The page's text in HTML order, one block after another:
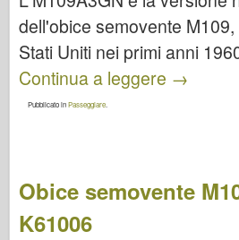
dell'obice semovente
Stati Uniti nei primi anni
Continua a leggere →
Pubblicato inPasseggiare
Obice semovente
K61006